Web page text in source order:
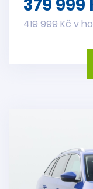
379 999
419 999 Kč v